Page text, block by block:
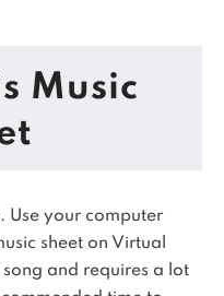
Music
. Use your computer
sheet on Virtual
song and requires a lot